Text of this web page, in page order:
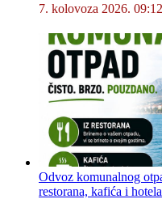
7. kolovoza 2026. 09:12
Odvoz komunalnog
restorana, kafića i hotela